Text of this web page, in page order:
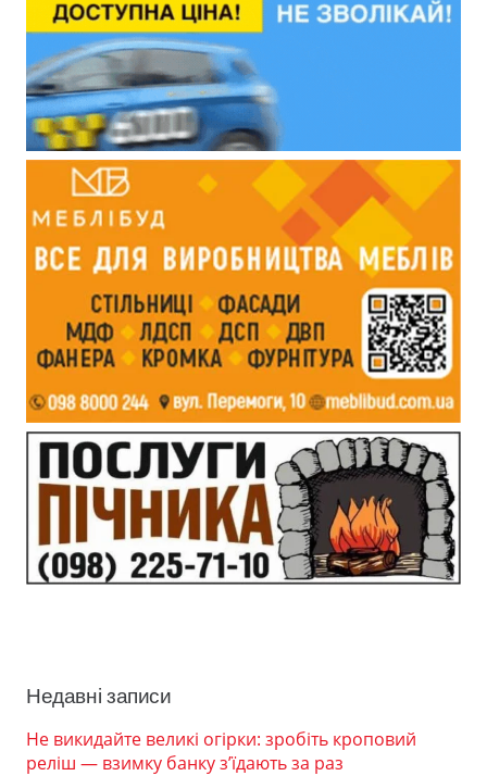
Недавні записи
Не викидайте великі огірки: зробіть кроповий
реліш — взимку банку з’їдають за раз